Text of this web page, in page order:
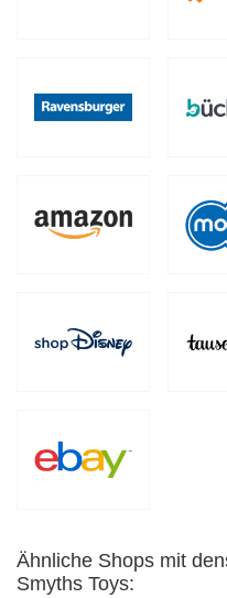
Ähnliche Shops mit
Smyths Toys: